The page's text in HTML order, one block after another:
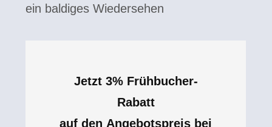
ein baldiges Wiedersehen
Jetzt 3% Frühbucher-
Rabatt
auf den Angebotspreis bei